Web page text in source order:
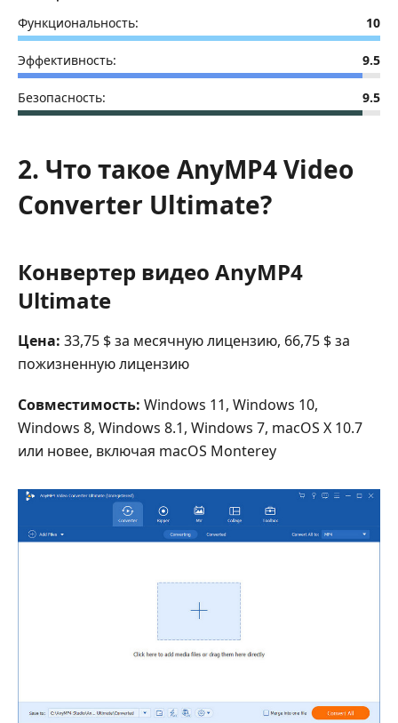
Функциональность: 10
Эффективность: 9.5
Безопасность: 9.5
2. Что такое AnyMP4 Video
Converter Ultimate?
Конвертер видео AnyMP4
Ultimate
Цена: 33,75 $ за месячную лицензию, 66,75 $ за
пожизненную лицензию
Совместимость: Windows 11, Windows 10,
Windows 8, Windows 8.1, Windows 7, macOS X 10.7
или новее, включая macOS Monterey